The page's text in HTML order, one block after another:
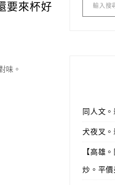
要來杯好
同人文
犬夜叉
【高雄
炒。平價